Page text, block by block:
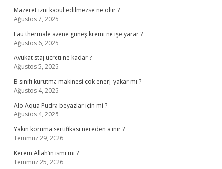
Mazeret izni kabul edilmezse ne olur ?
Ağustos 7, 2026
Eau thermale avene güneş kremi ne işe yarar ?
Ağustos 6, 2026
Avukat staj ücreti ne kadar ?
Ağustos 5, 2026
B sınıfı kurutma makinesi çok enerji yakar mı ?
Ağustos 4, 2026
Alo Aqua Pudra beyazlar için mi ?
Ağustos 4, 2026
Yakın koruma sertifikası nereden alınır ?
Temmuz 29, 2026
Kerem Allah’ın ismi mi ?
Temmuz 25, 2026